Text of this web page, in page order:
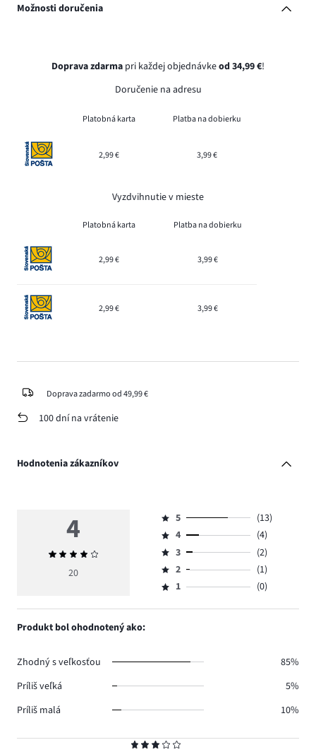
Možnosti doručenia
Doprava zdarma pri každej objednávkeod 34,99 €!
Doručenie na adresu
Platobná karta Platba na dobierku
2,99 € 3,99 €
Vyzdvihnutie v mieste
Platobná karta Platba na dobierku
2,99 € 3,99 €
2,99 € 3,99 €
Doprava zadarmo od 49,99 €
100 dní na vrátenie
Hodnotenia zákazníkov
4
Priemerné
hodnotenie
20
Hodnotenie
5,
počet
hlasov
13.
5
(13)
Hodnotenie
4,
počet
hlasov
4
(4)
Hodnotenie
3,
počet
3
(2)
Hodnotenie
2,
2
(1)
Hodnotenie
1,
1 (0)
Produkt bol ohodnotený ako:
Zhodný s veľkosťou
85%
Príliš veľká
5%
Príliš malá
10%